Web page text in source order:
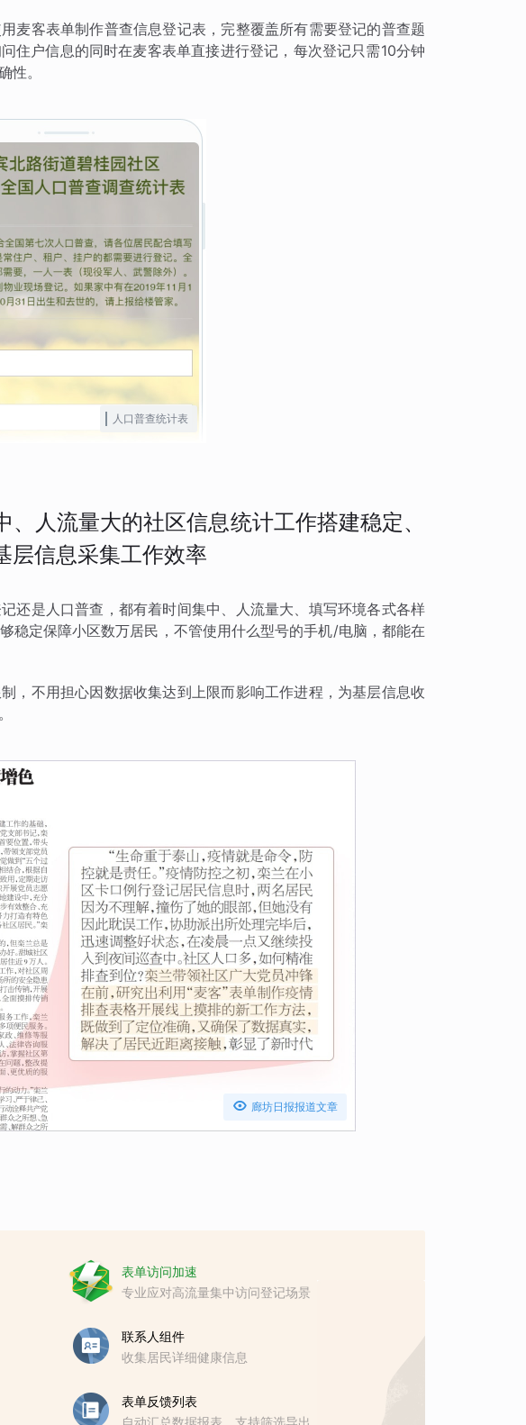
麦客表单制作普查信息登记表，完整覆盖所有需要登记的普查题
住户信息的同时在麦客表单直接进行登记，每次登记只需10分钟
性。
人口普查统计表
人流量大的社区信息统计工作搭建稳定、
层信息采集工作效率
还是人口普查，都有着时间集中、人流量大、填写环境各式各样
稳定保障小区数万居民，不管使用什么型号的手机/电脑，都能在
，不用担心因数据收集达到上限而影响工作进程，为基层信息收
 廊坊日报报道文章
表单访问加速
专业应对高流量集中访问登记场景
联系人组件
收集居民详细健康信息
表单反馈列表